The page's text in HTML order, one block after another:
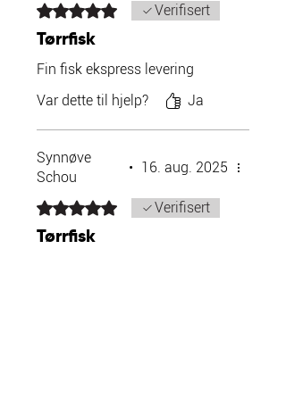
Gitt 5 av 5 stjerner.Verifisert
Tørrfisk
Fin fisk ekspress levering
Var dette til hjelp?
Ja
Synnøve
Schou
• 16. aug. 2025
Gitt 5 av 5 stjerner.Verifisert
Tørrfisk